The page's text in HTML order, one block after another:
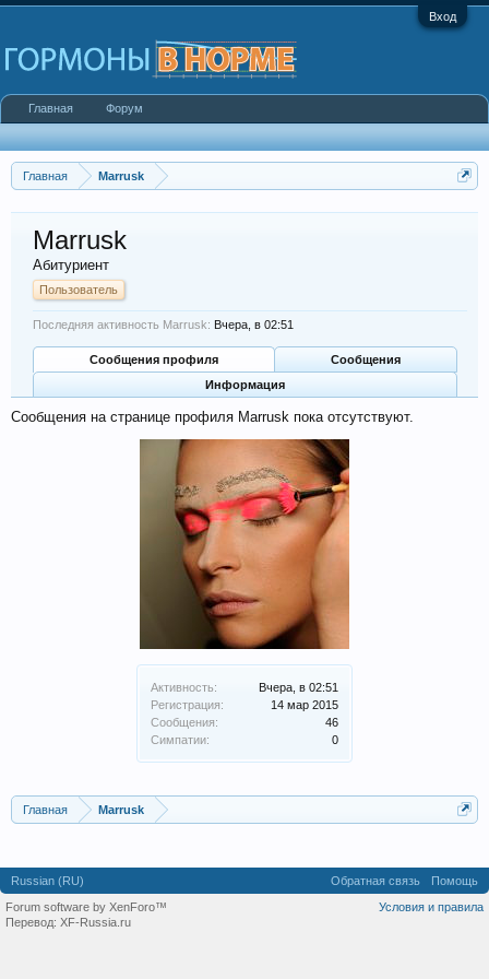
Вход
Главная Marrusk
Активность:
Вчера, в 02:51
Регистрация:
14 мар 2015
Сообщения:
46
Симпатии:
0
Marrusk
Абитуриент
Пользователь
Последняя активность Marrusk: Вчера, в 02:51
Сообщения профиля
Сообщения
Информация
Сообщения на странице профиля Marrusk пока отсутствуют.
Главная Marrusk
Главная Форум
Russian (RU) Обратная связь
Помощь
Условия и правила
Forum software by XenForo™
Перевод: XF-Russia.ru